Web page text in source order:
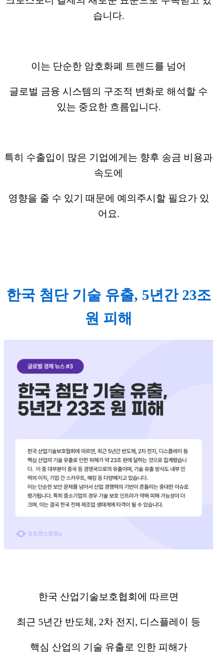
습니다.
이는 단순한 암호화폐 트렌드를 넘어
글로벌 금융 시스템의 구조적 변화로 해석할 수
있는 중요한 흐름입니다.
특히 수출입이 많은 기업에게는 향후 송금 비용과
속도에
영향을 줄 수 있기 때문에 예의주시할 필요가 있
어요.
한국 첨단 기술 유출, 5년간 23조
원 피해
한국 산업기술보호협회에 따르면
최근 5년간 반도체, 2차 전지, 디스플레이 등
핵심 산업의 기술 유출로 인한 피해가